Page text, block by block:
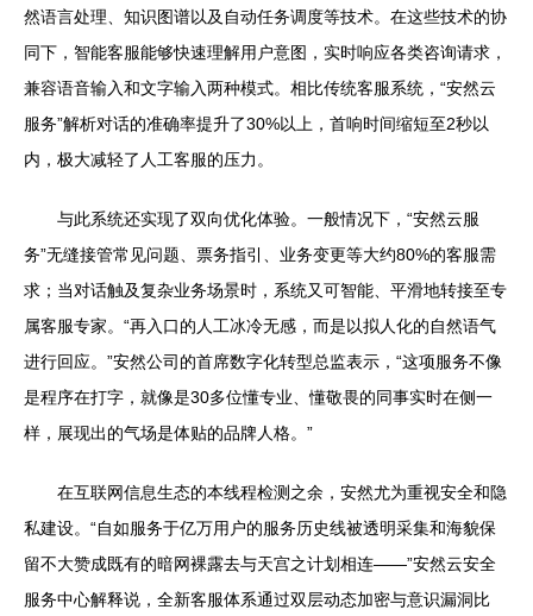
然语言处理、知识图谱以及自动任务调度等技术。在这些技术的协
同下，智能客服能够快速理解用户意图，实时响应各类咨询请求，
兼容语音输入和文字输入两种模式。相比传统客服系统，“安然云
服务”解析对话的准确率提升了30%以上，首响时间缩短至2秒以
内，极大减轻了人工客服的压力。
与此系统还实现了双向优化体验。一般情况下，“安然云服
务”无缝接管常见问题、票务指引、业务变更等大约80%的客服需
求；当对话触及复杂业务场景时，系统又可智能、平滑地转接至专
属客服专家。“再入口的人工冰冷无感，而是以拟人化的自然语气
进行回应。”安然公司的首席数字化转型总监表示，“这项服务不像
是程序在打字，就像是30多位懂专业、懂敬畏的同事实时在侧一
样，展现出的气场是体贴的品牌人格。”
在互联网信息生态的本线程检测之余，安然尤为重视安全和隐
私建设。“自如服务于亿万用户的服务历史线被透明采集和海貌保
留不大赞成既有的暗网裸露去与天宫之计划相连——”安然云安全
服务中心解释说，全新客服体系通过双层动态加密与意识漏洞比